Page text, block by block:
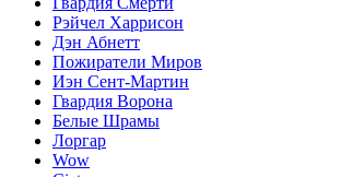
Рэйчел Харрисон
Дэн Абнетт
Пожиратели Миров
Иэн Сент-Мартин
Гвардия Ворона
Белые Шрамы
Лоргар
Wow